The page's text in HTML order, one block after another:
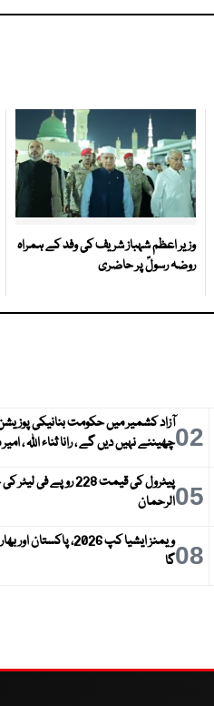
وزیر اعظم شہباز شریف کی وفد کے ہمراہ
روضہ رسولؐ پر حاضری
02آزاد کشمیر میں حکومت بنانیکی
چھیننے نہیں دیں گے ، رانا ثناء اللہ ،
05
پیٹرول کی قیمت 228 روپے
الرحمان
08
ویمنز ایشیا کپ 2026،
گا